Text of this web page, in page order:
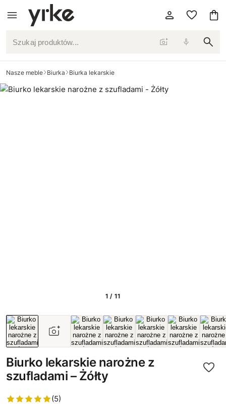
Szukaj produktów...
Nasze meble Biurka Biurka lekarskie
1 / 11
Biurko lekarskie narożne z
szufladami – Żółty
(5)